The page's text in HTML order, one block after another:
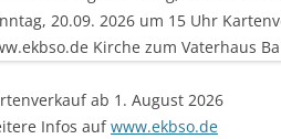
ab 1. August 2026
Infos aufwww.ekbso.de